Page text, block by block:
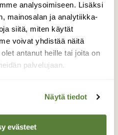
analysoimiseen. Lisäksi
mainosalan ja analytiikka-
siitä, miten käytät
voivat yhdistää näitä
antanut heille tai joita on
palvelujaan.
Näytä tiedot
evästeet
levähti hetken
jatkoi matkaansa.
Laukkanen, Pälkäne